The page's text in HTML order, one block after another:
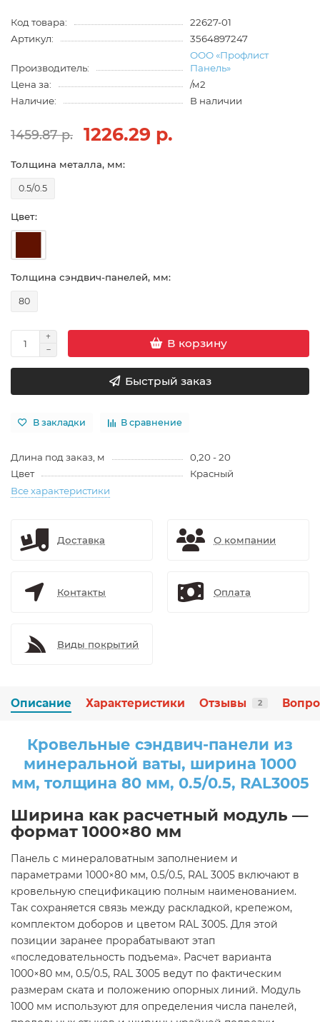
Код товара:
22627-01
Артикул:
3564897247
Производитель:
ООО «Профлист
Панель»
Цена за:
/м2
Наличие:
В наличии
1459.87 р. 1226.29 р.
Толщина металла, мм:
0.5/0.5
Цвет:
Толщина сэндвич-панелей, мм:
80
В корзину
Быстрый заказ
В закладки В сравнение
Длина под заказ, м
0,20 - 20
Цвет
Красный
Все характеристики
Доставка О компании
Контакты Оплата
Виды покрытий
Описание Характеристики Отзывы 2
Кровельные сэндвич-панели из
минеральной ваты, ширина 1000
мм, толщина 80 мм, 0.5/0.5, RAL3005
Ширина как расчетный модуль —
формат 1000×80 мм
Панель с минераловатным заполнением и
параметрами 1000×80 мм, 0.5/0.5, RAL 3005 включают в
кровельную спецификацию полным наименованием.
Так сохраняется связь между раскладкой, крепежом,
комплектом доборов и цветом RAL 3005. Для этой
позиции заранее прорабатывают этап
«последовательность подъема». Расчет варианта
1000×80 мм, 0.5/0.5, RAL 3005 ведут по фактическим
размерам ската и положению опорных линий. Модуль
1000 мм используют для определения числа панелей,